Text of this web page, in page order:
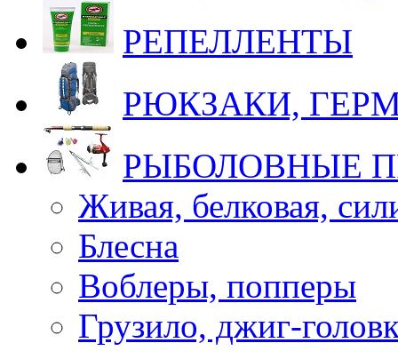
РЕПЕЛЛЕНТЫ
РЮКЗАКИ,
РЫБОЛОВНЫЕ
Живая, белковая,
Блесна
Воблеры, попперы
Грузило, джиг-